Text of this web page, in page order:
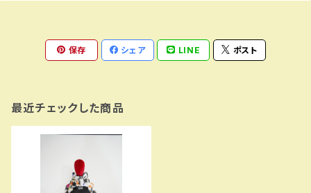
保存 シェア LINE ポスト
最近チェックした商品